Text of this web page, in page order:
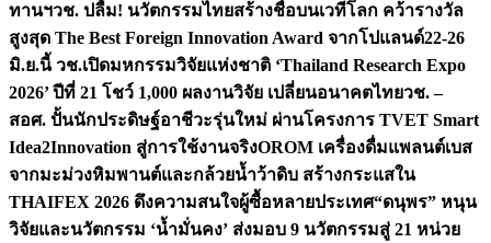
ทานฯวช. ปลื้ม! นวัตกรรมไทยสร้างชื่อบนเวทีโลก คว้ารางวัล
สูงสุด The Best Foreign Innovation Award จากโปแลนด์22-26
มิ.ย.นี้ วช.เปิดมหกรรมวิจัยแห่งชาติ ‘Thailand Research Expo
2026’ ปีที่ 21 โชว์ 1,000 ผลงานวิจัย เปลี่ยนอนาคตไทยวช. –
สอศ. ปั้นนักประดิษฐ์อาชีวะรุ่นใหม่ ผ่านโครงการ TVET Smart
Idea2Innovation สู่การใช้งานจริงOROM เครื่องดื่มแพลนต์เบส
จากมะม่วงหิมพานต์และกล้วยน้ำว้าดิบ สร้างกระแสใน
THAIFEX 2026 ดึงความสนใจผู้ซื้อหลายประเทศ“ดนุพร” หนุน
วิจัยและนวัตกรรม ‘น้ำมั่นคง’ ส่งมอบ 9 นวัตกรรมสู่ 21 หน่วย